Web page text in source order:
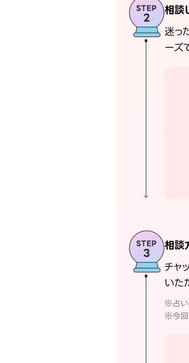
相談
迷っ
ーズ
相談
チャ
いた
※占い
※今回